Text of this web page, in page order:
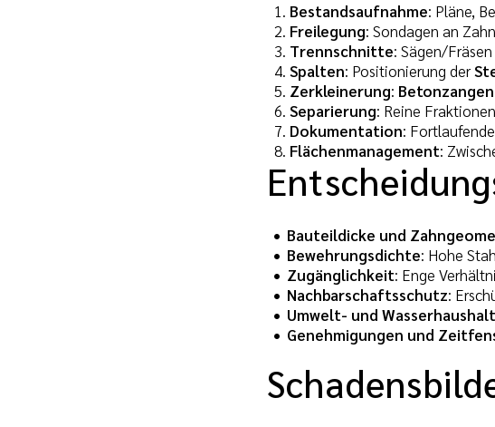
Bestandsaufnahme: Pläne,
Freilegung: Sondagen an
Trennschnitte: Sägen/
Spalten: Positionierung der
Zerkleinerung: Betonzangen
Separierung: Reine
Dokumentation:
Flächenmanagement:
Bauteildicke und
Bewehrungsdichte: Hohe
Zugänglichkeit: Enge
Nachbarschaftsschutz:
Umwelt- und Wasserhaushalt
Genehmigungen und